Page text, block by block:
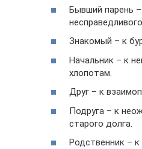
Бывший парень
Знакомый – к
Начальник – к
хлопотам.
Друг – к
Подруга – к
старого долга.
Родственник – к